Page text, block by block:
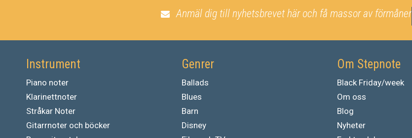
Anmäl dig till nyhetsbrevet här och få massor av förmåner
Instrument
Piano noter
Klarinettnoter
Stråkar Noter
Gitarrnoter och böcker
Genrer
Ballads
Blues
Barn
Disney
Om Stepnote
Black Friday/week
Om oss
Blog
Nyheter